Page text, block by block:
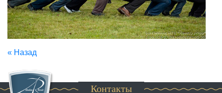
« Назад
Контакты